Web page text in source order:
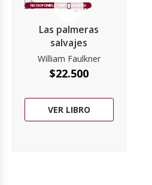
NO DISPONIBLE TEMPORALMENTE
Las palmeras
salvajes
William Faulkner
$22.500
VER LIBRO